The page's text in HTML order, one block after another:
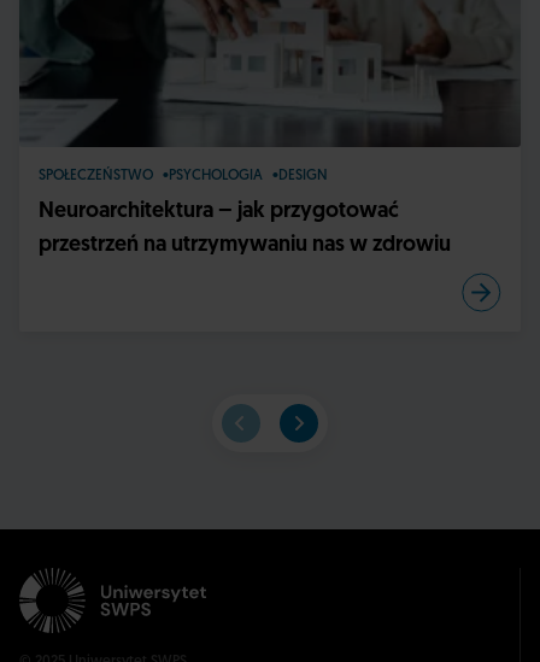
SPOŁECZEŃSTWO PSYCHOLOGIA DESIGN
Neuroarchitektura – jak przygotować
przestrzeń na utrzymywaniu nas w zdrowiu